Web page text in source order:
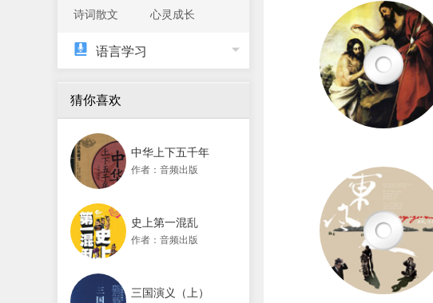
诗词散文 心灵成长
语言学习
猜你喜欢
中华上下五千年
作者：音频出版
史上第一混乱
作者：音频出版
三国演义（上）